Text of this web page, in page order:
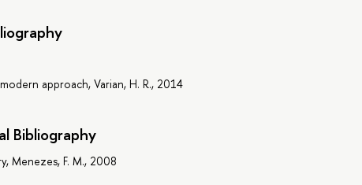
approach, Varian, H. R., 2014
Bibliography
Menezes, F. M., 2008